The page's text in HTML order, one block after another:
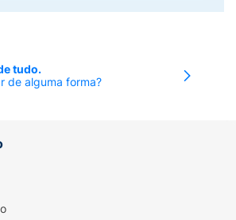
sua mentalidade e a construir
assim como você,
mil exemplares vendidos,
e Dê a Volta por Cima" é
precisa se deseja
uma vida plena e bem-
tudo.
de alguma forma?